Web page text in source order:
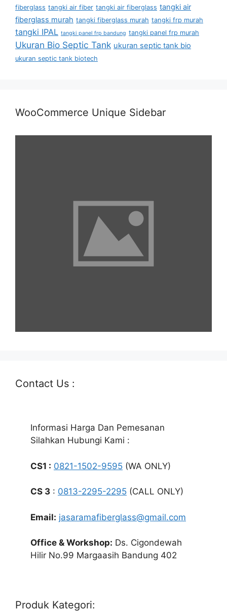
fiberglass tangki air fiber tangki air fiberglass tangki air
fiberglass murah tangki fiberglass murah tangki frp murah
tangki IPAL tangki panel frp bandung tangki panel frp murah
Ukuran Bio Septic Tank ukuran septic tank bio
ukuran septic tank biotech
WooCommerce Unique Sidebar
Contact Us :
Informasi Harga Dan Pemesanan
Silahkan Hubungi Kami :
CS1 : 0821-1502-9595 (WA ONLY)
CS 3 : 0813-2295-2295 (CALL ONLY)
Email: jasaramafiberglass@gmail.com
Office & Workshop: Ds. Cigondewah
Hilir No.99 Margaasih Bandung 402
Produk Kategori: